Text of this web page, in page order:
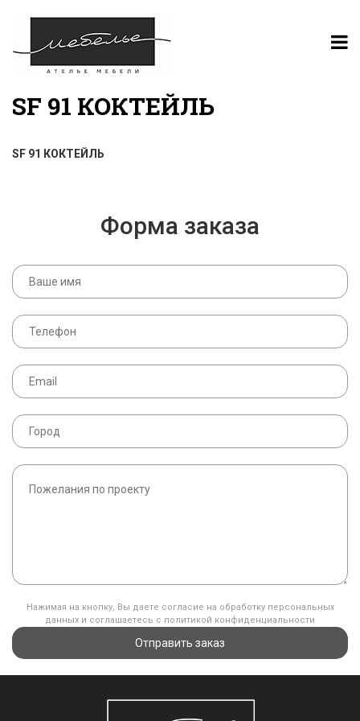
SF 91 КОКТЕЙЛЬ
SF 91 КОКТЕЙЛЬ
Форма заказа
Нажимая на кнопку, Вы даете согласие на обработку персональных
данных и соглашаетесь с политикой конфиденциальности
Отправить заказ